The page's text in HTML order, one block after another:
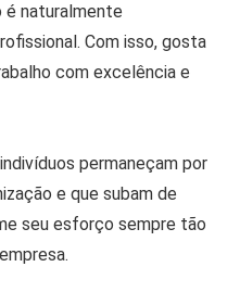
é naturalmente
Com isso, gosta
com excelência e
permaneçam por
e que subam de
seu esforço sempre tão